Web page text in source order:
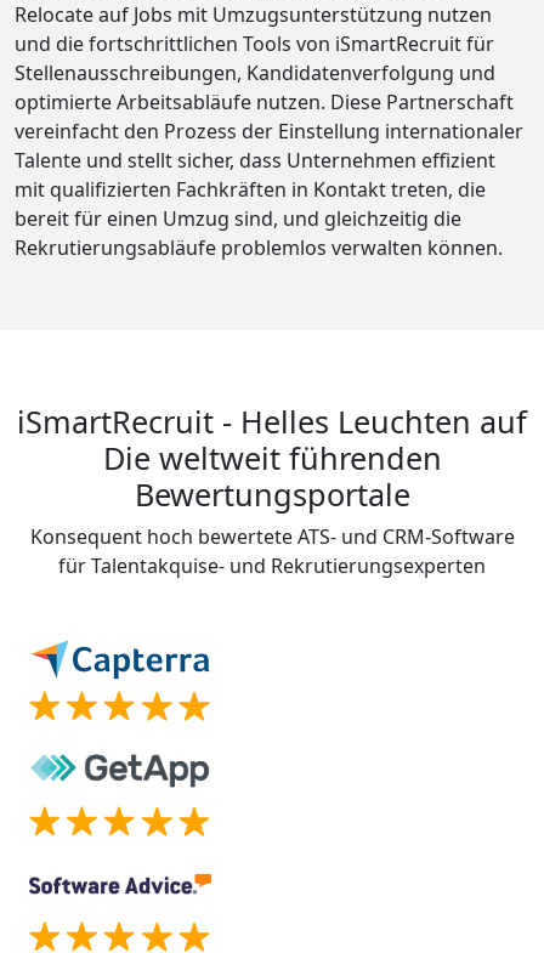
Relocate auf Jobs mit Umzugsunterstützung nutzen
und die fortschrittlichen Tools von iSmartRecruit für
Stellenausschreibungen, Kandidatenverfolgung und
optimierte Arbeitsabläufe nutzen. Diese Partnerschaft
vereinfacht den Prozess der Einstellung internationaler
Talente und stellt sicher, dass Unternehmen effizient
mit qualifizierten Fachkräften in Kontakt treten, die
bereit für einen Umzug sind, und gleichzeitig die
Rekrutierungsabläufe problemlos verwalten können.
iSmartRecruit - Helles Leuchten auf
Die weltweit führenden
Bewertungsportale
Konsequent hoch bewertete ATS- und CRM-Software
für Talentakquise- und Rekrutierungsexperten